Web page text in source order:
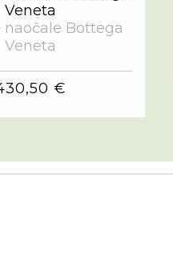
naočale Bottega
Veneta
€